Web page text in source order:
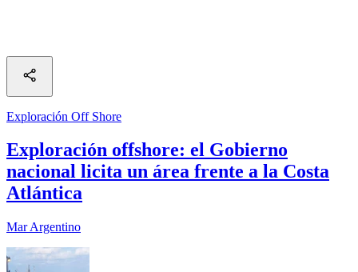
Exploración Off Shore
Exploración offshore: el Gobierno
nacional licita un área frente a la Costa
Atlántica
Mar Argentino